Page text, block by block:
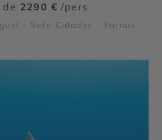
2290 € /pers
- Sete Cidades - Furnas -